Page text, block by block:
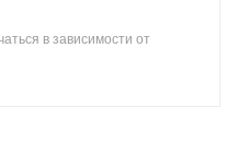
в зависимости от